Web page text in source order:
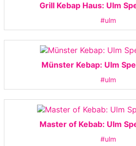
Grill Kebap Haus: Ulm
#ulm
Münster Kebap: Ulm
#ulm
Master of Kebab: Ulm
#ulm